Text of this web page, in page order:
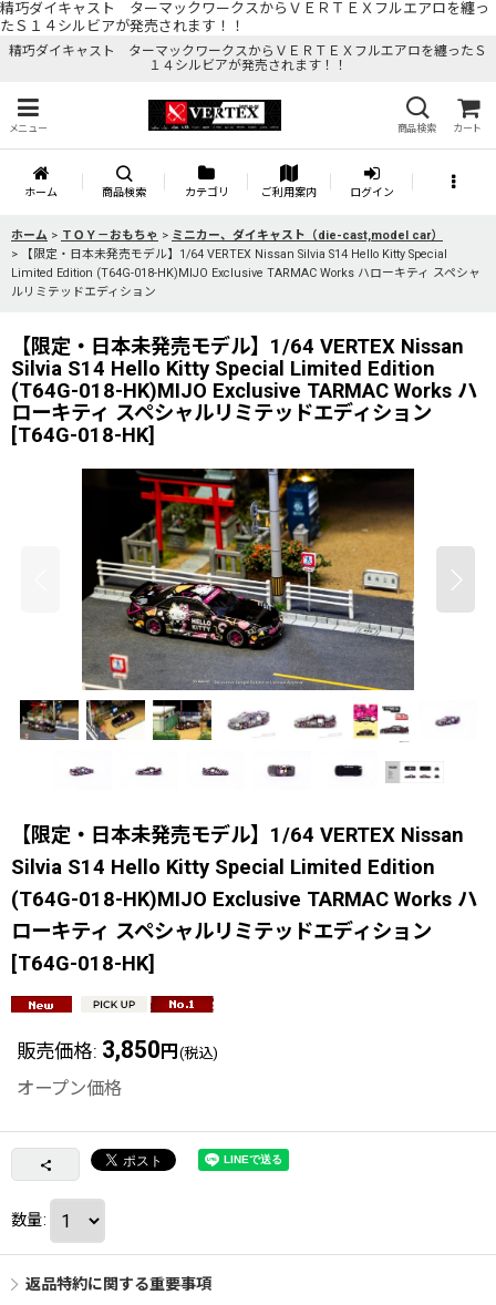
精巧ダイキャスト ターマックワークスからＶＥＲＴＥＸフルエアロを纏っ
たＳ１４シルビアが発売されます！！
精巧ダイキャスト ターマックワークスからＶＥＲＴＥＸフルエアロを纏ったＳ
１４シルビアが発売されます！！
メニュー 商品検索 カート
ホーム 商品検索 カテゴリ ご利用案内 ログイン
ホーム > ＴＯＹ－おもちゃ > ミニカー、ダイキャスト（die-cast,model car）
>
【限定・日本未発売モデル】1/64 VERTEX Nissan Silvia S14 Hello Kitty Special
Limited Edition (T64G-018-HK)MIJO Exclusive TARMAC Works ハローキティ スペシャ
ルリミテッドエディション
【限定・日本未発売モデル】1/64 VERTEX Nissan
Silvia S14 Hello Kitty Special Limited Edition
(T64G-018-HK)MIJO Exclusive TARMAC Works ハ
ローキティ スペシャルリミテッドエディション
[T64G-018-HK]
【限定・日本未発売モデル】1/64 VERTEX Nissan
Silvia S14 Hello Kitty Special Limited Edition
(T64G-018-HK)MIJO Exclusive TARMAC Works ハ
ローキティ スペシャルリミテッドエディション
[T64G-018-HK]
販売価格: 3,850 円 (税込)
オープン価格
数量:
返品特約に関する重要事項